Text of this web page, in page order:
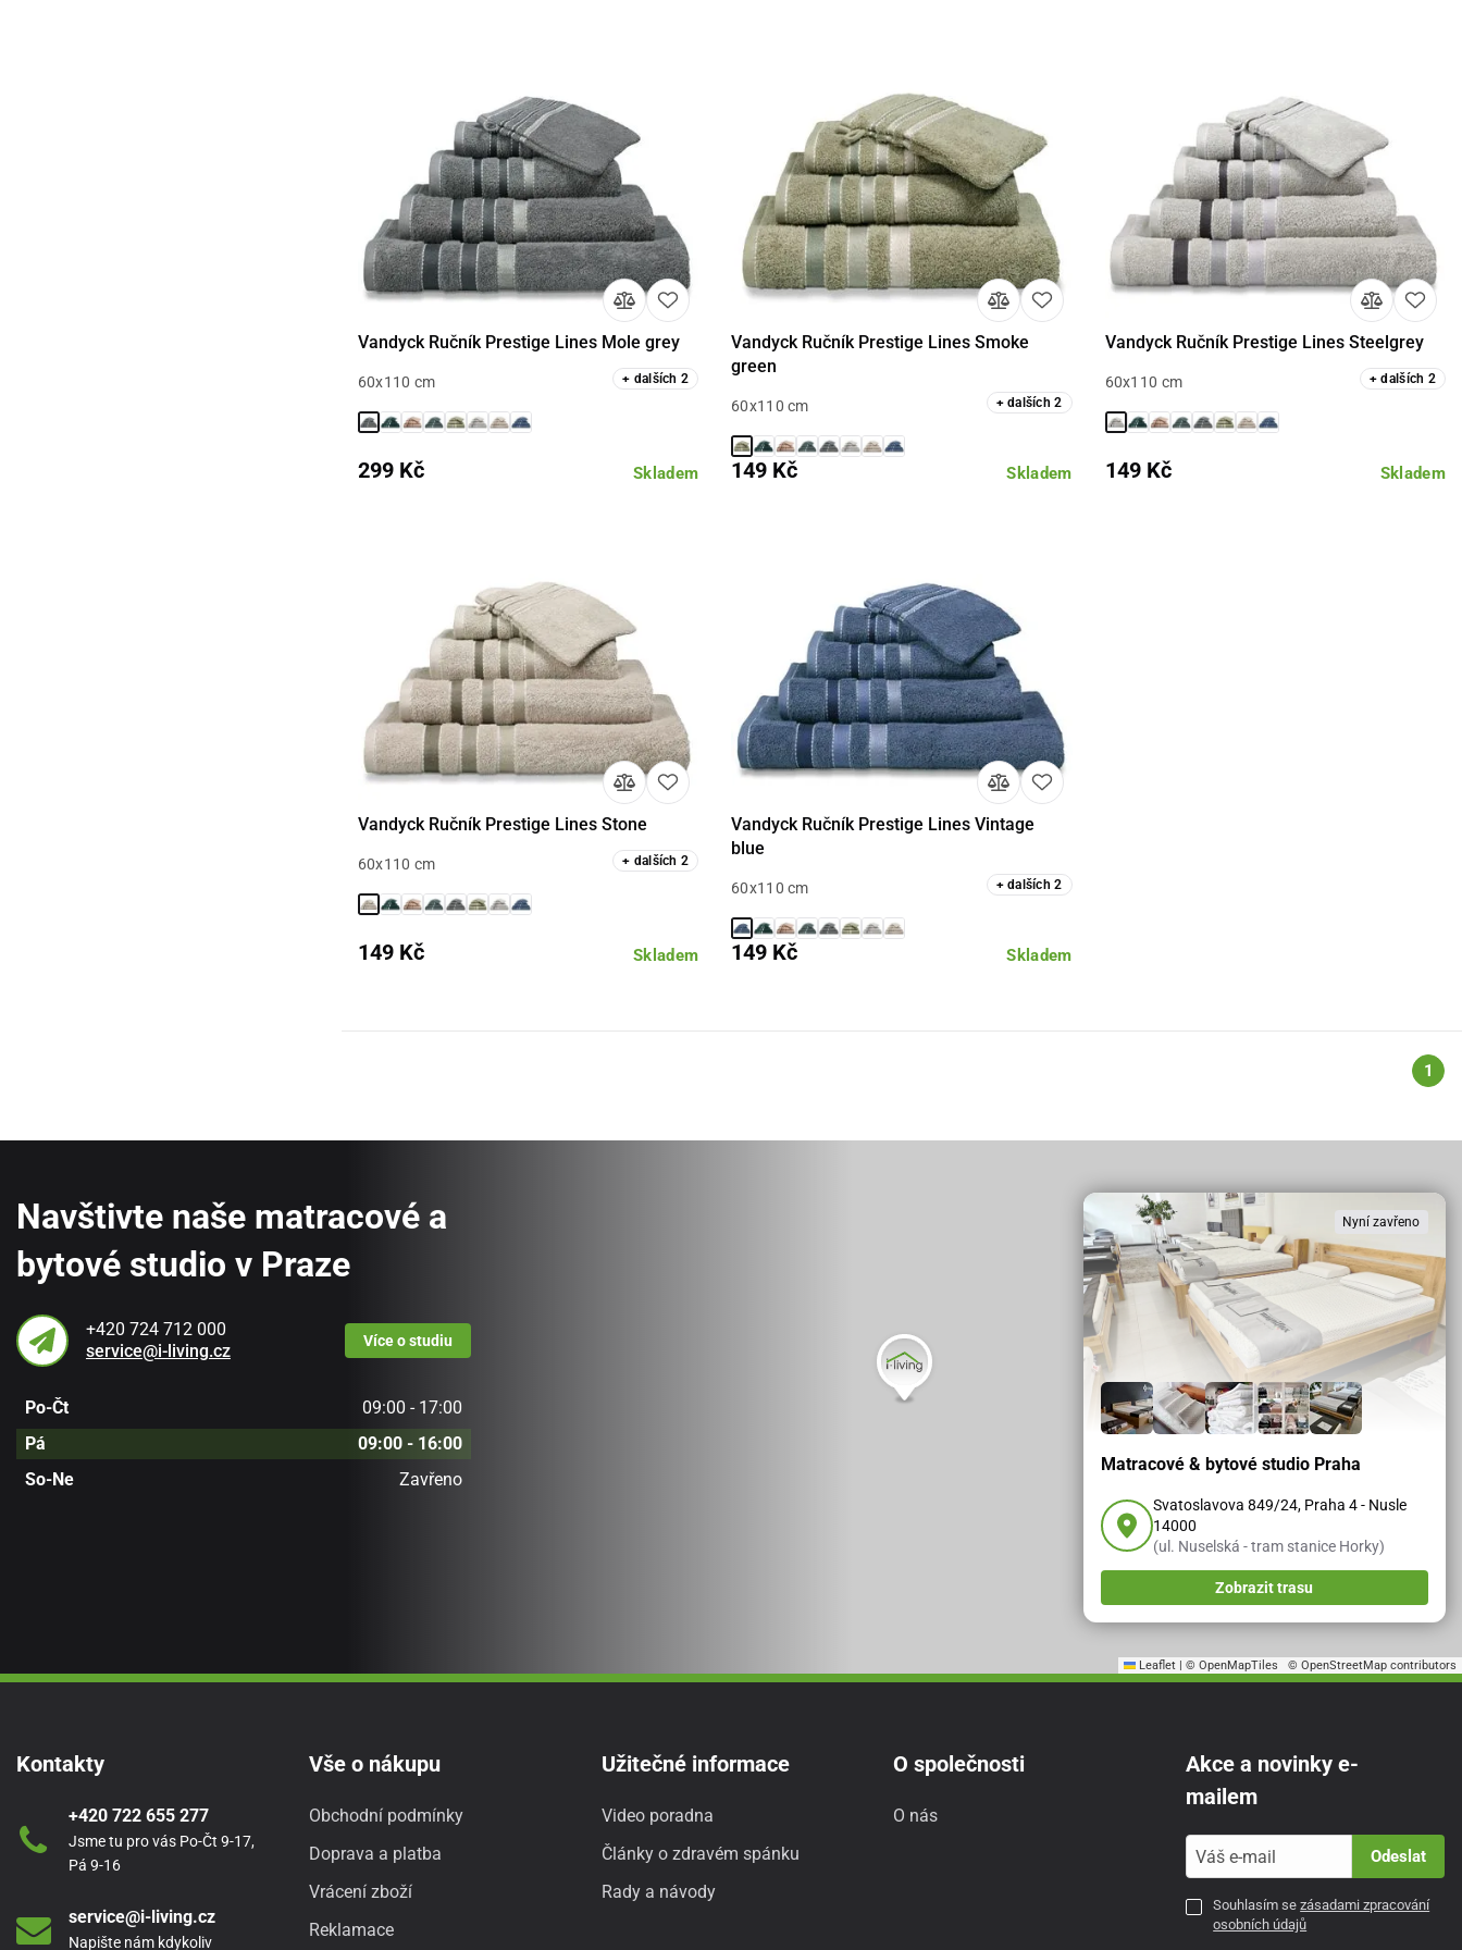
Detail
Vandyck Ručník Prestige Lines Mole grey
60x110 cm + dalších 2
Skladem
299 Kč
Detail
Vandyck Ručník Prestige Lines Smoke
green
60x110 cm +dalších2
Skladem
149 Kč
Detail
Vandyck Ručník Prestige Lines Steelgrey
60x110 cm + dalších 2
Skladem
149 Kč
Detail
Vandyck Ručník Prestige Lines Stone
60x110 cm + dalších 2
Skladem
149 Kč
Detail
Vandyck Ručník Prestige Lines Vintage
blue
60x110 cm +dalších2
Skladem
149 Kč
1
Leaflet © OpenMapTiles © OpenStreetMap contributors
Navštivte naše matracové a
bytové studio v Praze
+420 724 712 000
service@i-living.cz
Víceo studiu
Po-Čt
09:00 - 17:00
Pá
09:00 - 16:00
So-Ne
Zavřeno
Nyní zavřeno
Matracové & bytové studio Praha
Svatoslavova 849/24, Praha 4 - Nusle
14000
(ul. Nuselská - tram stanice Horky)
Zobrazit trasu
Kontakty
+420 722 655 277
Jsme tu pro vás Po-Čt 9-17,
Pá 9-16
service@i-living.cz
Napište nám kdykoliv
Vše o nákupu
Obchodní podmínky
Doprava a platba
Vrácení zboží
Reklamace
Užitečné informace
Video poradna
Články o zdravém spánku
Rady a návody
O společnosti
O nás
Akce a novinky e-
mailem
Odeslat
Souhlasím sezásadami zpracování
osobních údajů